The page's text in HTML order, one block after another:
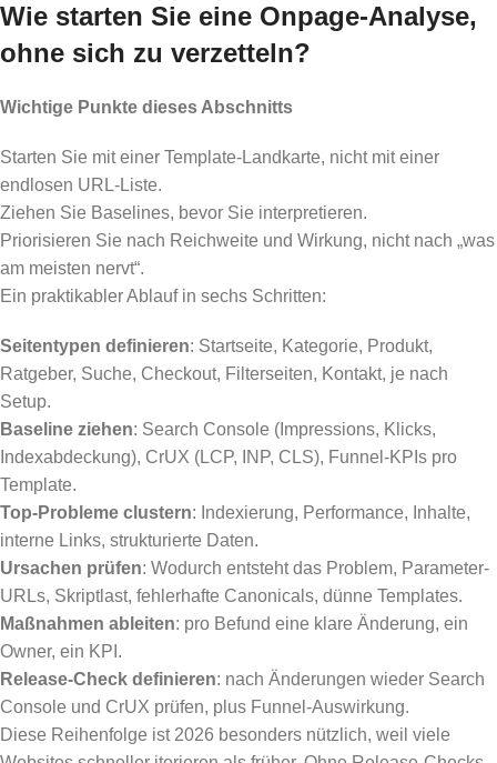
Wie starten Sie eine Onpage-Analyse,
ohne sich zu verzetteln?
Wichtige Punkte dieses Abschnitts
Starten Sie mit einer Template-Landkarte, nicht mit einer
endlosen URL-Liste.
Ziehen Sie Baselines, bevor Sie interpretieren.
Priorisieren Sie nach Reichweite und Wirkung, nicht nach „was
am meisten nervt“.
Ein praktikabler Ablauf in sechs Schritten:
Seitentypen definieren: Startseite, Kategorie, Produkt,
Ratgeber, Suche, Checkout, Filterseiten, Kontakt, je nach
Setup.
Baseline ziehen: Search Console (Impressions, Klicks,
Indexabdeckung), CrUX (LCP, INP, CLS), Funnel-KPIs pro
Template.
Top-Probleme clustern: Indexierung, Performance, Inhalte,
interne Links, strukturierte Daten.
Ursachen prüfen: Wodurch entsteht das Problem, Parameter-
URLs, Skriptlast, fehlerhafte Canonicals, dünne Templates.
Maßnahmen ableiten: pro Befund eine klare Änderung, ein
Owner, ein KPI.
Release-Check definieren: nach Änderungen wieder Search
Console und CrUX prüfen, plus Funnel-Auswirkung.
Diese Reihenfolge ist 2026 besonders nützlich, weil viele